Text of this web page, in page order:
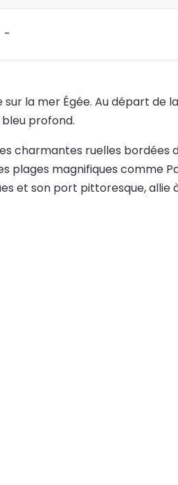
-
la mer Égée. Au départ de
profond.
charmantes ruelles bordées
magnifiques comme
et son port pittoresque,